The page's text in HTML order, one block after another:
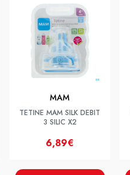
MAM
TETINE MAM SILK DEBIT
3 SILIC X2
6,89€